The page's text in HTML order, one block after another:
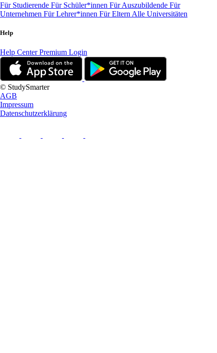
Für Studierende Für Schüler*innen Für Auszubildende Für
Unternehmen Für Lehrer*innen Für Eltern Alle Universitäten
Help
Help CenterPremium Login
© StudySmarter
AGB
Impressum
Datenschutzerklärung